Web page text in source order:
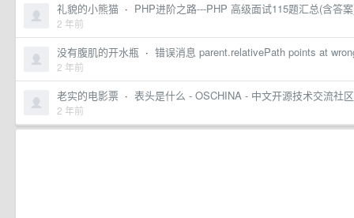
礼貌的小熊猫 · PHP进阶之路---PHP 高级面试115题汇总(含答
2 年前
没有腹肌的开水瓶 · 错误消息 parent.relativePath points at
2 年前
老实的电影票 · 表头是什么 - OSCHINA - 中文开源技术交流社区
2 年前